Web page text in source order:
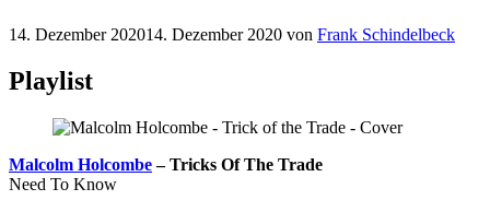
14. Dezember 202014. Dezember 2020 von Frank Schindelbeck
Playlist
Malcolm Holcombe– Tricks Of The Trade
Need To Know